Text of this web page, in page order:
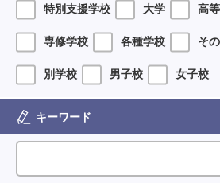
特別支援学校 大学 高
専修学校 各種学校 そ
別学校 男子校 女子校
キーワード